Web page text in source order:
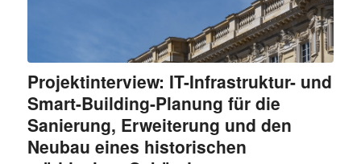
Projektinterview: IT-Infrastruktur- und
Smart-Building-Planung für die
Sanierung, Erweiterung und den
Neubau eines historischen